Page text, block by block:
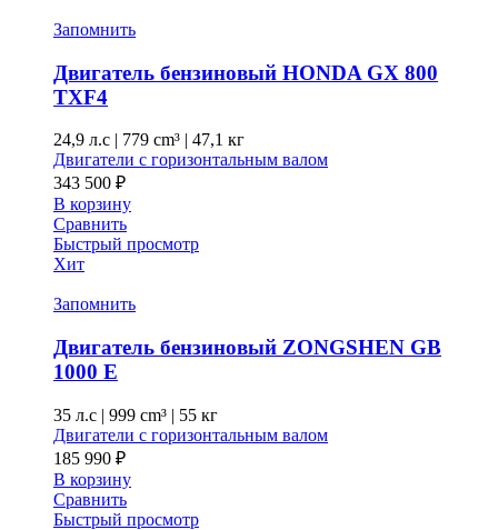
Запомнить
Двигатель бензиновый HONDA GX 800
TXF4
24,9 л.с | 779 cm³ | 47,1 кг
Двигатели с горизонтальным валом
343 500 ₽
В корзину
Сравнить
Быстрый просмотр
Хит
Запомнить
Двигатель бензиновый ZONGSHEN GB
1000 E
35 л.с | 999 cm³ | 55 кг
Двигатели с горизонтальным валом
185 990 ₽
В корзину
Сравнить
Быстрый просмотр